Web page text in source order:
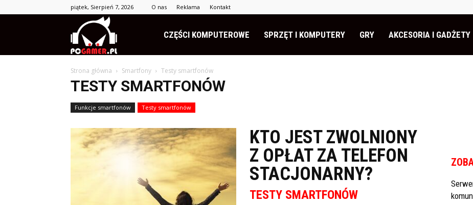
piątek, Sierpień 7, 2026 O nas Reklama Kontakt
PCgamer.pl CZĘŚCI KOMPUTEROWE SPRZĘT I KOMPUTERY GRY AKCESORIA I GADŻETY
Strona główna Smartfony Testy smartfonów
TESTY SMARTFONÓW
Funkcje smartfonów Testy smartfonów
KTO JEST ZWOLNIONY
Z OPŁAT ZA TELEFON
STACJONARNY?
TESTY SMARTFONÓW